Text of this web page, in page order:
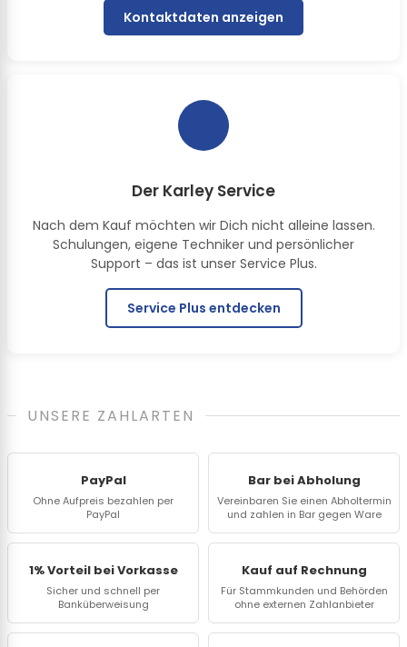
Kontaktdaten anzeigen
Der Karley Service
Nach dem Kauf möchten wir Dich nicht alleine lassen.
Schulungen, eigene Techniker und persönlicher
Support – das ist unser Service Plus.
Service Plus entdecken
UNSERE ZAHLARTEN
PayPal
Ohne Aufpreis bezahlen per
PayPal
Bar bei Abholung
Vereinbaren Sie einen Abholtermin
und zahlen in Bar gegen Ware
1% Vorteil bei Vorkasse
Sicher und schnell per
Banküberweisung
Kauf auf Rechnung
Für Stammkunden und Behörden
ohne externen Zahlanbieter